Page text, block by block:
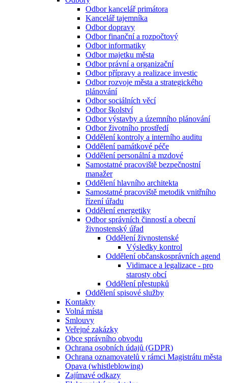
Odbor kancelář primátora
Kancelář tajemníka
Odbor dopravy
Odbor finanční a rozpočtový
Odbor informatiky
Odbor majetku města
Odbor právní a organizační
Odbor přípravy a realizace investic
Odbor rozvoje města a strategického
plánování
Odbor sociálních věcí
Odbor školství
Odbor výstavby a územního plánování
Odbor životního prostředí
Oddělení kontroly a interního auditu
Oddělení památkové péče
Oddělení personální a mzdové
Samostatné pracoviště bezpečnostní
manažer
Oddělení hlavního architekta
Samostatné pracoviště metodik vnitřního
řízení úřadu
Oddělení energetiky
Odbor správních činností a obecní
živnostenský úřad
Oddělení živnostenské
Výsledky kontrol
Oddělení občanskosprávních agend
Vidimace a legalizace - pro
starosty obcí
Oddělení přestupků
Oddělení spisové služby
Kontakty
Volná místa
Smlouvy
Veřejné zakázky
Obce správního obvodu
Ochrana osobních údajů (GDPR)
Ochrana oznamovatelů v rámci Magistrátu města
Opava (whistleblowing)
Zajímavé odkazy